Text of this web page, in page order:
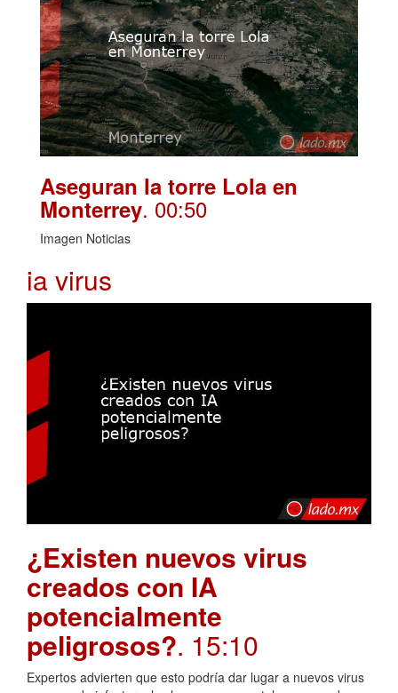
Aseguran la torre Lola en
Monterrey. 00:50
Imagen Noticias
ia virus
¿Existen nuevos virus
creados con IA
potencialmente
peligrosos?. 15:10
Expertos advierten que esto podría dar lugar a nuevos virus